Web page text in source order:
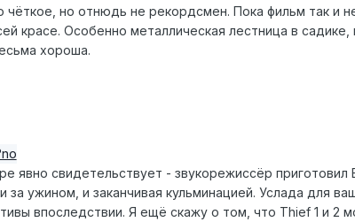
но отнюдь не рекордсмен. Пока фильм так и
красе. Особенно металлическая лестница в
хороша.
явно свидетельствует - звукорежиссёр
ужином, и заканчивая кульминацией. Услада для
впоследствии. Я ещё скажу о том, что Thief 1 и 2